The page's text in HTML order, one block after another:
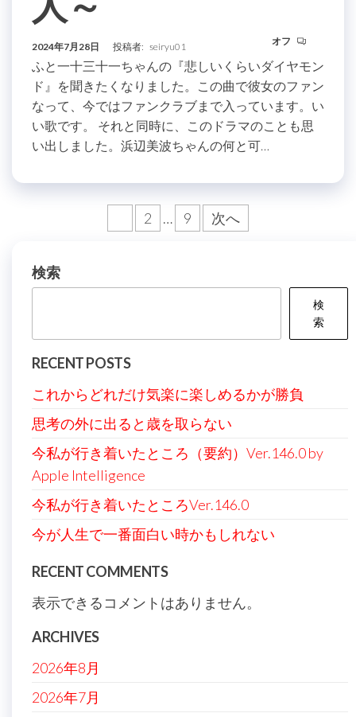
2024年7月28日 投稿者: seiryu01 オフ
ふと一十三十一ちゃんの『悲しいくらいダイヤモン
ド』を聞きたくなりました。この曲で彼女のファン
なって、今ではファンクラブまで入っています。い
い歌です。 それと同時に、このドラマのことも思
い出しました。浜辺美波ちゃんの何と可…
の
ペ
ジ
送
り
2 … 9 次へ
検索
検
索
RECENT POSTS
これからどれだけ気楽に楽しめるかが勝負
思考の外に出ると歳を取らない
今私が行き着いたところ（要約）Ver.146.0 by
Apple Intelligence
今私が行き着いたところVer.146.0
今が人生で一番面白い時かもしれない
RECENT COMMENTS
表示できるコメントはありません。
ARCHIVES
2026年8月
2026年7月